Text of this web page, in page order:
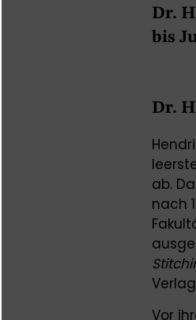
Dr.
bis
Dr.
ab.
nach
Vor